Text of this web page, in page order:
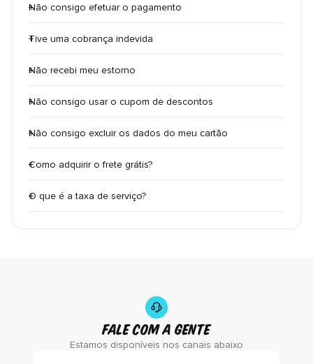
Não consigo efetuar o pagamento
Tive uma cobrança indevida
Não recebi meu estorno
Não consigo usar o cupom de descontos
Não consigo excluir os dados do meu cartão
Como adquirir o frete grátis?
O que é a taxa de serviço?
FALE COM A GENTE
Estamos disponíveis nos canais abaixo